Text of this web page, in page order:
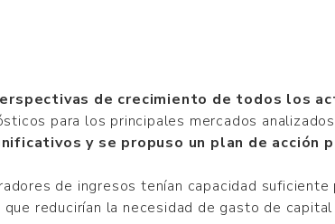
de crecimiento de todos los
para los principales mercados
y se propuso un plan de acción
de ingresos tenían capacidad
reducirían la necesidad de gasto de